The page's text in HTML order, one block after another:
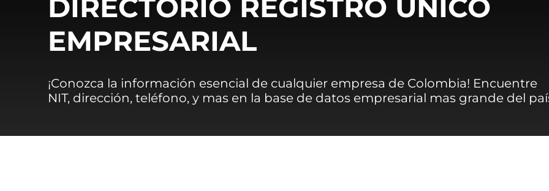
DIRECTORIO REGISTRO ÚNICO
EMPRESARIAL
¡Conozca la información esencial de cualquier empresa de Colombia! Encuentre
NIT, dirección, teléfono, y mas en la base de datos empresarial mas grande del